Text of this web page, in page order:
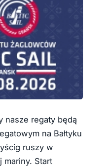
nasze regaty będą
na Bałtyku
ruszy w
mariny. Start